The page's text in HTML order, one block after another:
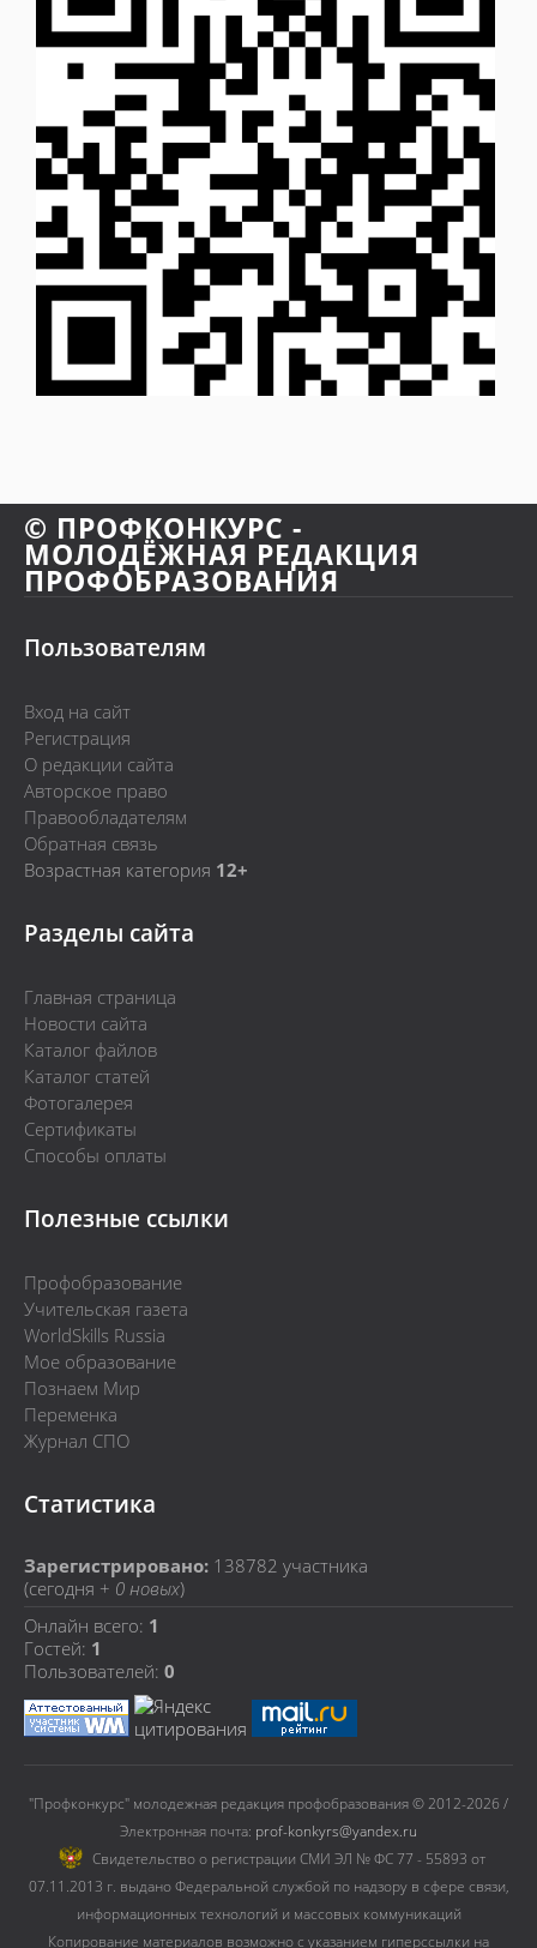
© ПРОФКОНКУРС -
МОЛОДЁЖНАЯ РЕДАКЦИЯ
ПРОФОБРАЗОВАНИЯ
Пользователям
Вход на сайт
Регистрация
О редакции сайта
Авторское право
Правообладателям
Обратная связь
Возрастная категория 12+
Разделы сайта
Главная страница
Новости сайта
Каталог файлов
Каталог статей
Фотогалерея
Сертификаты
Способы оплаты
Полезные ссылки
Профобразование
Учительская газета
WorldSkills Russia
Мое образование
Познаем Мир
Переменка
Журнал СПО
Статистика
Зарегистрировано: 138782 участника
(сегодня + 0 новых)
Онлайн всего: 1
Гостей: 1
Пользователей: 0
"Профконкурс" молодежная редакция профобразования © 2012-2026 /
Электронная почта: prof-konkyrs@yandex.ru
Cвидетельство о регистрации СМИ ЭЛ № ФС 77 - 55893 от
07.11.2013 г. выдано Федеральной службой по надзору в сфере связи,
информационных технологий и массовых коммуникаций
Копирование материалов возможно с указанием гиперссылки на